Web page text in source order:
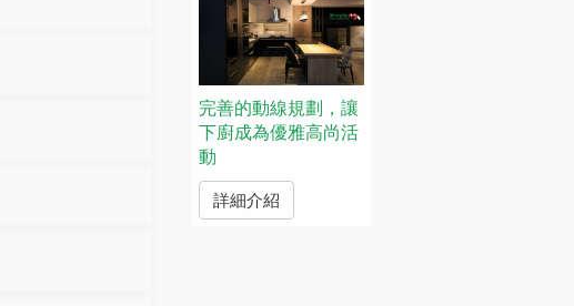
完善的動線規劃，讓
下廚成為優雅高尚活
動
詳細介紹